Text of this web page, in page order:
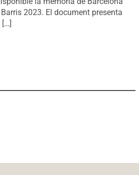
2023. El document presenta
[…]